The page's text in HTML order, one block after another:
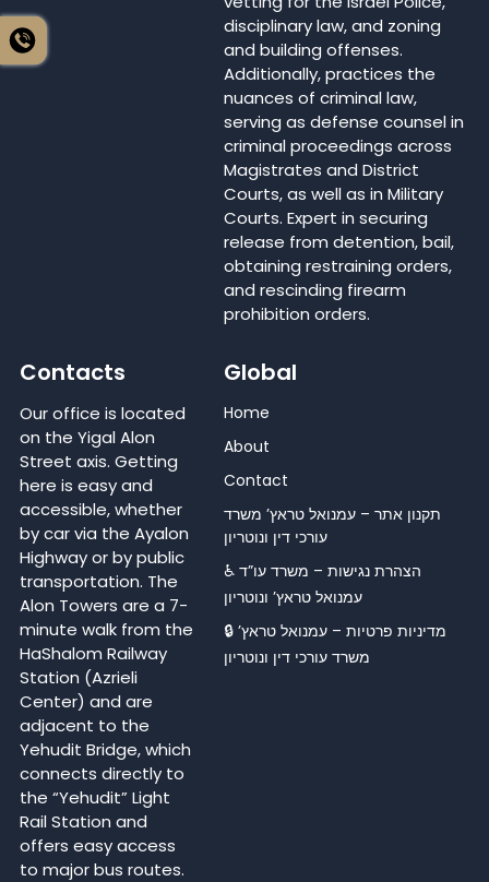
disciplinary law, and zoning
and building offenses.
Additionally, practices the
nuances of criminal law,
serving as defense counsel in
criminal proceedings across
Magistrates and District
Courts, as well as in Military
Courts. Expert in securing
release from detention, bail,
obtaining restraining orders,
and rescinding firearm
prohibition orders.
Contacts
Our office is located
on the Yigal Alon
Street axis. Getting
here is easy and
accessible, whether
by car via the Ayalon
Highway or by public
transportation. The
Alon Towers are a 7-
minute walk from the
HaShalom Railway
Station (Azrieli
Center) and are
adjacent to the
Yehudit Bridge, which
connects directly to
the “Yehudit” Light
Rail Station and
offers easy access
to major bus routes.
Global
Home
About
Contact
תקנון אתר – עמנואל טראץ’ משרד
עורכי דין ונוטריון
♿ הצהרת נגישות – משרד עו”ד
עמנואל טראץ’ ונוטריון
🔒 מדיניות פרטיות – עמנואל טראץ’
משרד עורכי דין ונוטריון